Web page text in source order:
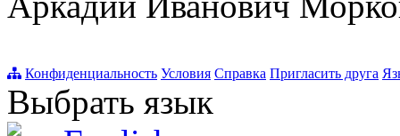
Конфиденциальность Условия Справка Пригласить друга
Выбрать язык